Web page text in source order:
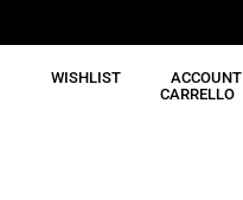
WISHLIST
ACCOUNT
CARRELLO